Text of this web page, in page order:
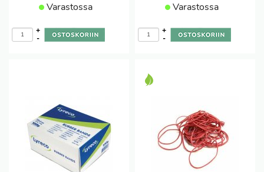
Varastossa
-
+
Varastossa
-
+